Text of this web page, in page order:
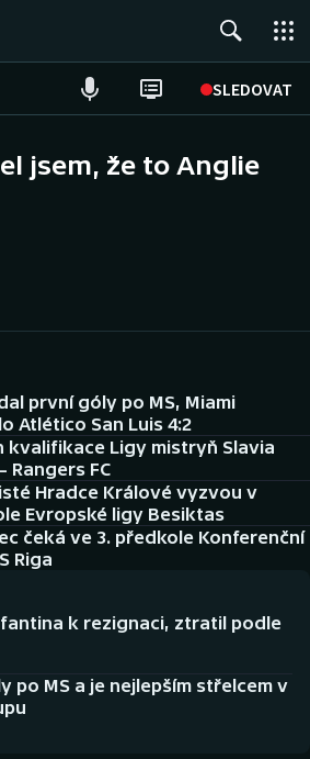
SLEDOVAT
jsem, že to Anglie
první góly po MS, Miami
Atlético San Luis 4:2
kvalifikace Ligy mistryň Slavia
Rangers FC
Hradce Králové vyzvou v
Evropské ligy Besiktas
čeká ve 3. předkole Konferenční
Riga
k rezignaci, ztratil podle
po MS a je nejlepším střelcem v